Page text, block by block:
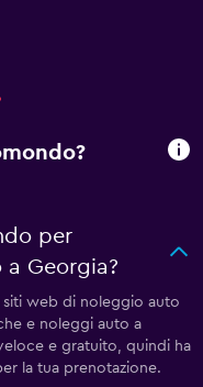
per
Georgia?
web di noleggio auto
e noleggi auto a
e gratuito, quindi ha
la tua prenotazione.